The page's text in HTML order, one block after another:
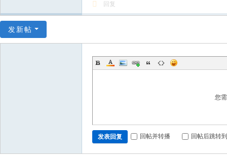
回复
发新帖
您
发表回复 回帖并转播 回帖后跳转